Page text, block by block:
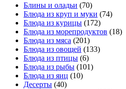
Блины и оладьи (70)
Блюда из круп и муки (74)
Блюда из курицы (172)
Блюда из морепродуктов (18)
Блюда из мяса (201)
Блюда из овощей (133)
Блюда из птицы (6)
Блюда из рыбы (101)
Блюда из яиц (10)
Десерты (40)